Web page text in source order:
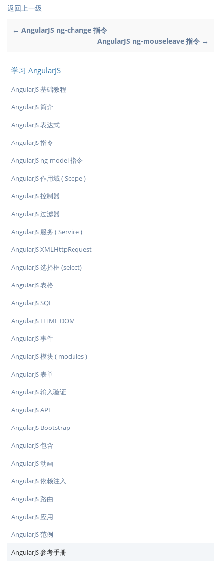
返回上一级
← AngularJS ng-change 指令
AngularJS ng-mouseleave 指令 →
学习 AngularJS
AngularJS 基础教程
AngularJS 简介
AngularJS 表达式
AngularJS 指令
AngularJS ng-model 指令
AngularJS 作用域 ( Scope )
AngularJS 控制器
AngularJS 过滤器
AngularJS 服务 ( Service )
AngularJS XMLHttpRequest
AngularJS 选择框 (select)
AngularJS 表格
AngularJS SQL
AngularJS HTML DOM
AngularJS 事件
AngularJS 模块 ( modules )
AngularJS 表单
AngularJS 输入验证
AngularJS API
AngularJS Bootstrap
AngularJS 包含
AngularJS 动画
AngularJS 依赖注入
AngularJS 路由
AngularJS 应用
AngularJS 范例
AngularJS 参考手册